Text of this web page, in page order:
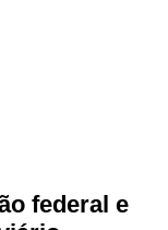
federal e